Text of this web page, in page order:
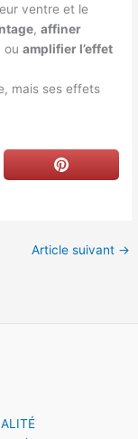
ventre et le
,affiner
, ouamplifier l’effet
mais ses effets
Article suivant →